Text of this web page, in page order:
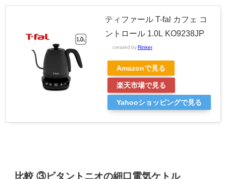
ティファール T-fal カフェ コ
ントロール 1.0L KO9238JP
created by Rinker
Amazonで見る
楽天市場で見る
Yahooショッピングで見る
比較 ③ビタントニオの細口電気ケトル